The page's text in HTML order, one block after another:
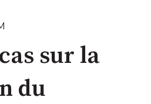
sur la
du